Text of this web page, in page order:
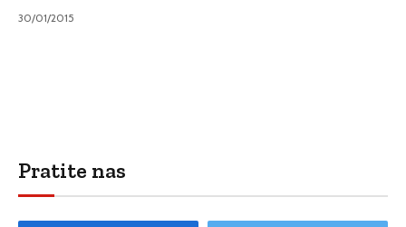
30/01/2015
Pratite nas